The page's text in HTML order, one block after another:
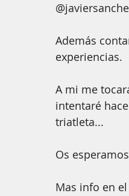
Además
experiencias.
A mi me
intentaré
triatleta...
Os
Mas info en